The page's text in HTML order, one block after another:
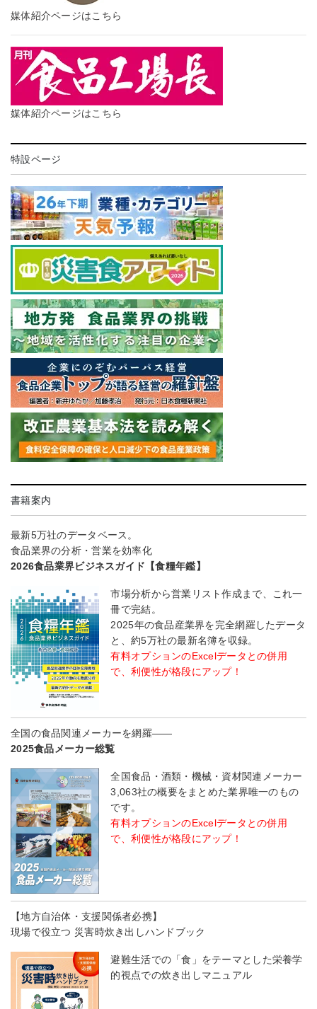
媒体紹介ページはこちら
媒体紹介ページはこちら
特設ページ
書籍案内
最新5万社のデータベース。
食品業界の分析・営業を効率化
2026食品業界ビジネスガイド【食糧年鑑】
市場分析から営業リスト作成まで、これ一
冊で完結。
2025年の食品産業界を完全網羅したデータ
と、約5万社の最新名簿を収録。
有料オプションのExcelデータとの併用
で、利便性が格段にアップ！
全国の食品関連メーカーを網羅――
2025食品メーカー総覧
全国食品・酒類・機械・資材関連メーカー
3,063社の概要をまとめた業界唯一のもの
です。
有料オプションのExcelデータとの併用
で、利便性が格段にアップ！
【地方自治体・支援関係者必携】
現場で役立つ 災害時炊き出しハンドブック
避難生活での「食」をテーマとした栄養学
的視点での炊き出しマニュアル